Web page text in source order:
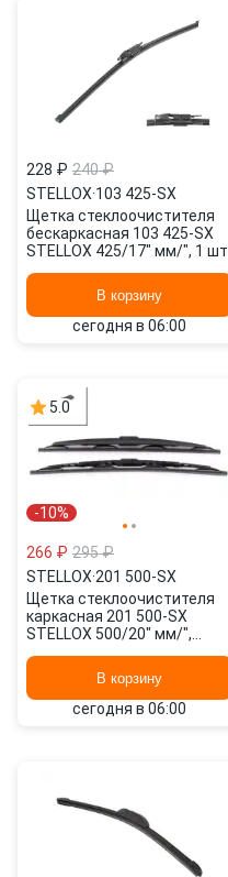
228 ₽ 240 ₽
STELLOX·103 425-SX
Щетка стеклоочистителя
бескаркасная 103 425-SX
STELLOX 425/17" мм/", 1 шт.
В корзину
сегодня в 06:00
5.0
-10%
266 ₽ 295 ₽
STELLOX·201 500-SX
Щетка стеклоочистителя
каркасная 201 500-SX
STELLOX 500/20" мм/",
В корзину
сегодня в 06:00